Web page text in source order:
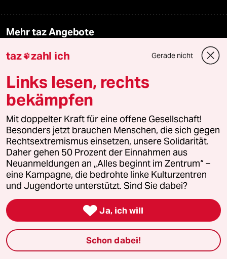
Mehr taz Angebote
Kantine
Shop
Anzeigen
Fragen & Hilfe
Feedback
Aboservice
taz zahl ich Gerade nicht
Links lesen, rechts
bekämpfen
Mit doppelter Kraft für eine offene Gesellschaft!
Besonders jetzt brauchen Menschen, die sich gegen
Rechtsextremismus einsetzen, unsere Solidarität.
Daher gehen 50 Prozent der Einnahmen aus
Neuanmeldungen an „Alles beginnt im Zentrum“ –
eine Kampagne, die bedrohte linke Kulturzentren
und Jugendorte unterstützt. Sind Sie dabei?
 Ja, ich will
Schon dabei!